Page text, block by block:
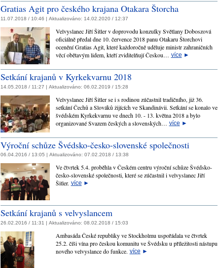
Gratias Agit pro českého krajana Otakara Štorcha
11.07.2018 / 10:46 | Aktualizováno: 14.02.2020 / 12:37
Velvyslanec Jiří Šitler v doprovodu konzulky Světlany Doboszová
oficiálně předal dne 10. července 2018 panu Otakaru Štorchovi
ocenění Gratias Agit, které každoročně uděluje ministr zahraničních
věcí obětavým lidem, kteří zviditelňují Českou… více ►
Setkání krajanů v Kyrkekvarnu 2018
14.05.2018 / 11:27 | Aktualizováno: 06.02.2019 / 15:28
Velvyslanec Jiří Šitler se i s rodinou zúčastnil tradičního, již 36.
setkání Čechů a Slováků žijících ve Skandinávii. Setkání se konalo ve
švédském Kyrkekvarnu ve dnech 10. - 13. května 2018 a bylo
organizované Svazem českých a slovenských… více ►
Výroční schůze Švédsko-česko-slovenské společnosti
06.04.2016 / 13:05 | Aktualizováno: 07.02.2018 / 13:38
Ve čtvrtek 5.4. proběhla v Českém centru výroční schůze Švédsko-
česko-slovenské společnosti, které se zúčastnil i velvyslanec Jiří
Šitler. více ►
Setkání krajanů s velvyslancem
26.02.2016 / 11:31 | Aktualizováno: 08.02.2018 / 15:03
Ambasáda České republiky ve Stockholmu uspořádala ve čtvrtek
25.2. číši vína pro českou komunitu ve Švédsku u příležitosti nástupu
nového velvyslance do funkce. více ►